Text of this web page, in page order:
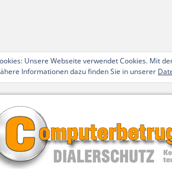
Unsere Webseite verwendet Cookies. Mit
Informationen dazu finden Sie in unserer